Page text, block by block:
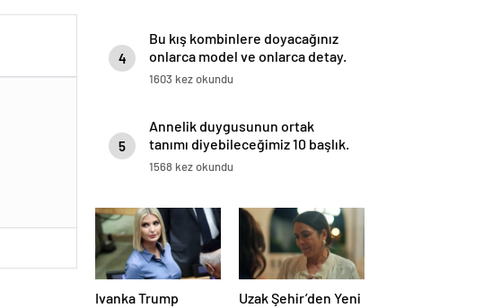
4
Bu kış kombinlere doyacağınız
onlarca model ve onlarca detay.
1603 kez okundu
5
Annelik duygusunun ortak
tanımı diyebileceğimiz 10 başlık.
1568 kez okundu
Ivanka Trump
Uzak Şehir’den Yeni